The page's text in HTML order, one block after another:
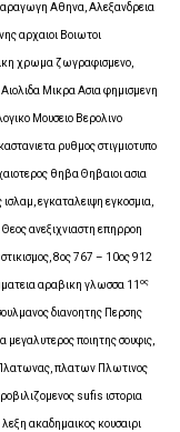
Αθηνα, Αλεξανδρεια
αρχαιοι Βοιωτοι
χρωμα ζωγραφισμενο,
Μικρα Ασια φημισμενη
Μουσειο Βερολινο
ρυθμος στιγμιοτυπο
θηβα Θηβαιοι ασια
εγκαταλειψη εγκοσμια,
ανεξιχνιαστη επηρροη
8ος 767 – 10ος 912
αραβικη γλωσσα 11 ος
διανοητης Περσης
μεγαλυτερος ποιητης σουφις,
Πλατωνας, πλατων Πλωτινος
sufis ιστορια
ακαδημαικος κουσαιρι